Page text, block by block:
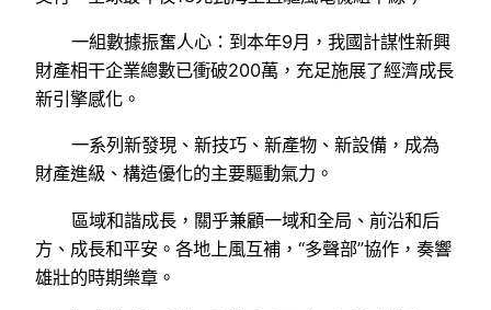
一組數據振奮人心：到本年9月，我國計謀性新興
財產相干企業總數已衝破200萬，充足施展了經濟成長
新引擎感化。
一系列新發現、新技巧、新產物、新設備，成為
財產進級、構造優化的主要驅動氣力。
區域和諧成長，關乎兼顧一域和全局、前沿和后
方、成長和平安。各地上風互補，“多聲部”協作，奏響
雄壯的時期樂章。